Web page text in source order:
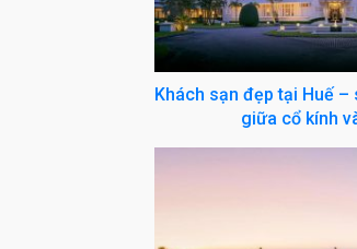
Khách sạn đẹp tại Huế
giữa cổ kính